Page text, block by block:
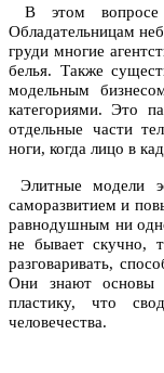
В этом вопросе
Обладательницам
груди многие
белья. Также
модельным
категориями. Это
отдельные части
ноги, когда лицо в
Элитные модели
саморазвитием и
равнодушным ни
не бывает скучно,
разговаривать,
Они знают основы
пластику, что
человечества.